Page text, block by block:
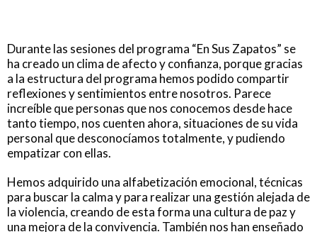
Durante las sesiones del programa “En Sus Zapatos” se
ha creado un clima de afecto y confianza, porque gracias
a la estructura del programa hemos podido compartir
reflexiones y sentimientos entre nosotros. Parece
increíble que personas que nos conocemos desde hace
tanto tiempo, nos cuenten ahora, situaciones de su vida
personal que desconocíamos totalmente, y pudiendo
empatizar con ellas.
Hemos adquirido una alfabetización emocional, técnicas
para buscar la calma y para realizar una gestión alejada de
la violencia, creando de esta forma una cultura de paz y
una mejora de la convivencia. También nos han enseñado